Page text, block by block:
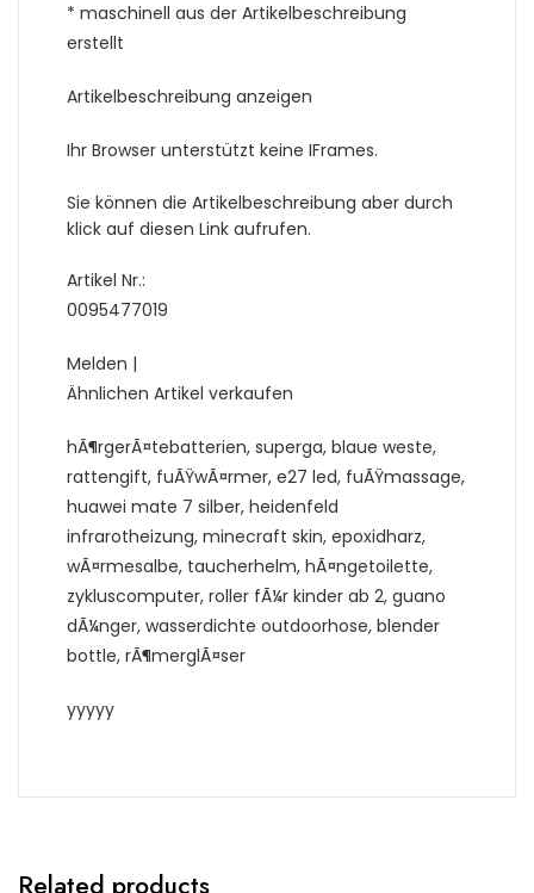
* maschinell aus der Artikelbeschreibung
erstellt
Artikelbeschreibung anzeigen
Ihr Browser unterstützt keine IFrames.
Sie können die Artikelbeschreibung aber durch
klick auf diesen Link aufrufen.
Artikel Nr.:
0095477019
Melden |
Ähnlichen Artikel verkaufen
hÃ¶rgerÃ¤tebatterien, superga, blaue weste,
rattengift, fuÃŸwÃ¤rmer, e27 led, fuÃŸmassage,
huawei mate 7 silber, heidenfeld
infrarotheizung, minecraft skin, epoxidharz,
wÃ¤rmesalbe, taucherhelm, hÃ¤ngetoilette,
zykluscomputer, roller fÃ¼r kinder ab 2, guano
dÃ¼nger, wasserdichte outdoorhose, blender
bottle, rÃ¶merglÃ¤ser
yyyyy